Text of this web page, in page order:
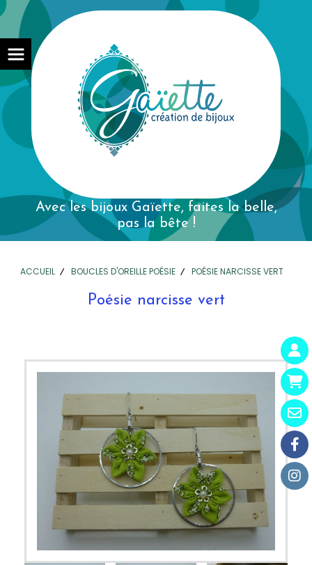
Avec les bijoux Gaïette, faites la belle,
pas la bête !
ACCUEIL BOUCLES D'OREILLE POÉSIE POÉSIE NARCISSE VERT
Poésie narcisse vert